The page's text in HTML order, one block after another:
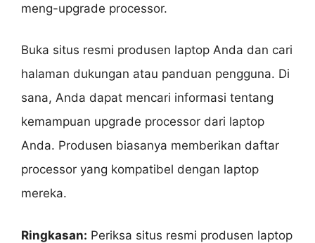
meng-upgrade processor.
Buka situs resmi produsen laptop Anda dan cari
halaman dukungan atau panduan pengguna. Di
sana, Anda dapat mencari informasi tentang
kemampuan upgrade processor dari laptop
Anda. Produsen biasanya memberikan daftar
processor yang kompatibel dengan laptop
mereka.
Ringkasan: Periksa situs resmi produsen laptop